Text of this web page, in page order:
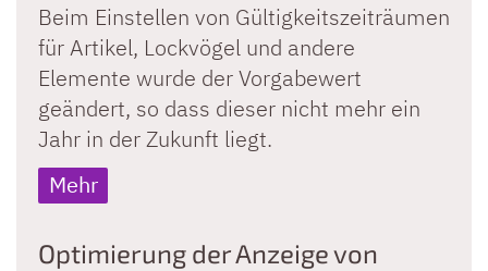
Beim Einstellen von Gültigkeitszeiträumen
für Artikel, Lockvögel und andere
Elemente wurde der Vorgabewert
geändert, so dass dieser nicht mehr ein
Jahr in der Zukunft liegt.
Mehr
Optimierung der Anzeige von